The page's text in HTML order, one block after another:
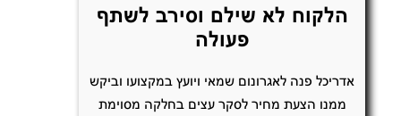
הלקוח לא שילם וסירב לשתף
פעולה
אדריכל פנה לאגרונום שמאי ויועץ במקצועו וביקש
ממנו הצעת מחיר לסקר עצים בחלקה מסוימת